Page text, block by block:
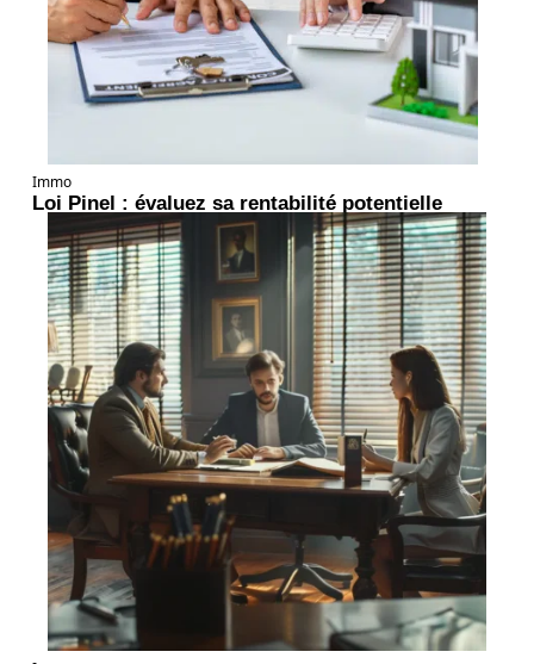
Immo
Loi Pinel : évaluez sa rentabilité potentielle